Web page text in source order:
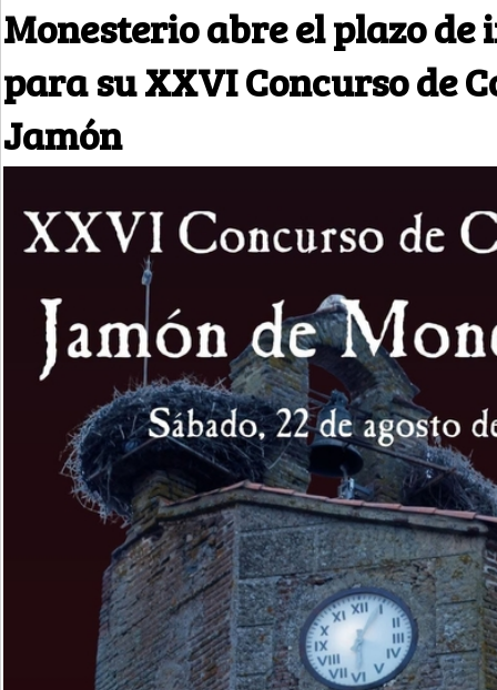
Monesterio abre el plazo
para su XXVI Concurso de
Jamón